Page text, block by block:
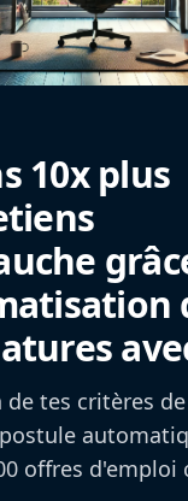
10x plus
de tes critères de
offres d'emploi